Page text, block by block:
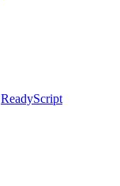
ReadyScript